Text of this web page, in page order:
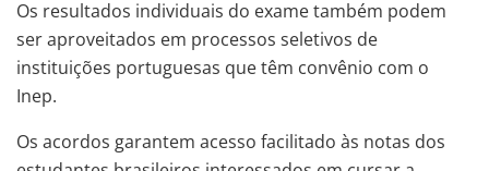
Os resultados individuais do exame também podem
ser aproveitados em processos seletivos de
instituições portuguesas que têm convênio com o
Inep.
Os acordos garantem acesso facilitado às notas dos